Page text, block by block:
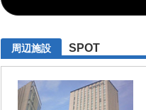
周辺施設 SPOT